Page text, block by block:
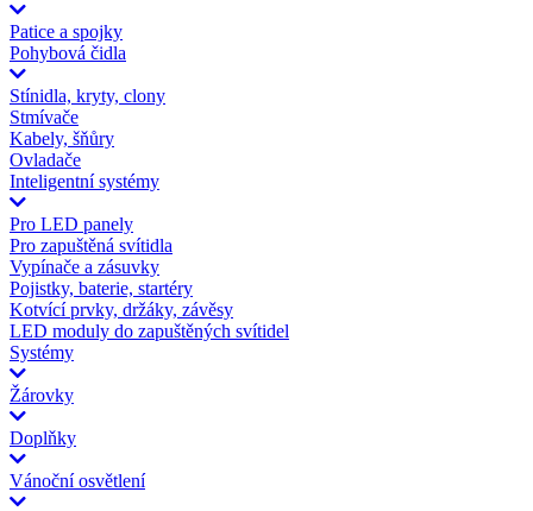
Patice a spojky
Pohybová čidla
Stínidla, kryty, clony
Stmívače
Kabely, šňůry
Ovladače
Inteligentní systémy
Pro LED panely
Pro zapuštěná svítidla
Vypínače a zásuvky
Pojistky, baterie, startéry
Kotvící prvky, držáky, závěsy
LED moduly do zapuštěných svítidel
Systémy
Žárovky
Doplňky
Vánoční osvětlení